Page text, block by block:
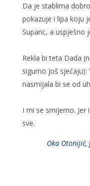
Da je stablima
pokazuje i lipa koju
Supanc, a uspješno
Rekla bi teta Dada
sigurno još sjećaju):
nasmijala bi se od
I mi se smijemo. Jer
sve.
Oka Otonijić,